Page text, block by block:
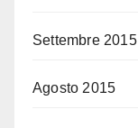
Settembre 2015
Agosto 2015